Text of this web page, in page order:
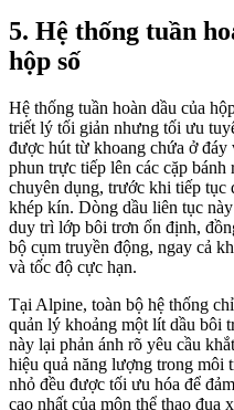
Hệ thống tuần
hộp số
Hệ thống tuần hoàn dầu của
triết lý tối giản nhưng tối ưu
được hút từ khoang chứa ở đáy
phun trực tiếp lên các cặp bánh
chuyên dụng, trước khi tiếp tục
khép kín. Dòng dầu liên tục
duy trì lớp bôi trơn ổn định,
bộ cụm truyền động, ngay cả
và tốc độ cực hạn.
Tại Alpine, toàn bộ hệ thống
quản lý khoảng một lít dầu bôi
này lại phản ánh rõ yêu cầu
hiệu quả năng lượng trong môi
nhỏ đều được tối ưu hóa để
cao nhất của môn thể thao đua